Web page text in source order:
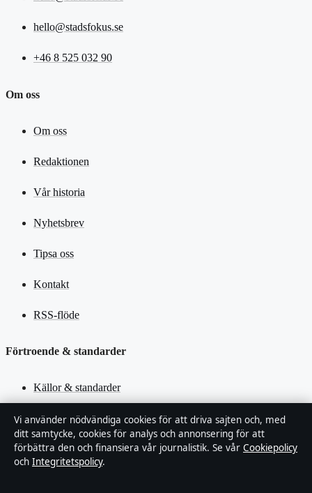
hello@stadsfokus.se
+46 8 525 032 90
Om oss
Om oss
Redaktionen
Vår historia
Nyhetsbrev
Tipsa oss
Kontakt
RSS-flöde
Förtroende & standarder
Källor & standarder
Redaktionell policy
Rättelsepolicy
Vi använder nödvändiga cookies för att driva sajten och, med
ditt samtycke, cookies för analys och annonsering för att
förbättra den och finansiera vår journalistik. Se vår Cookiepolicy
och Integritetspolicy.